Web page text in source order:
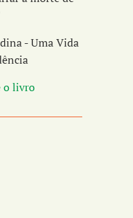
- Uma Vida
o livro